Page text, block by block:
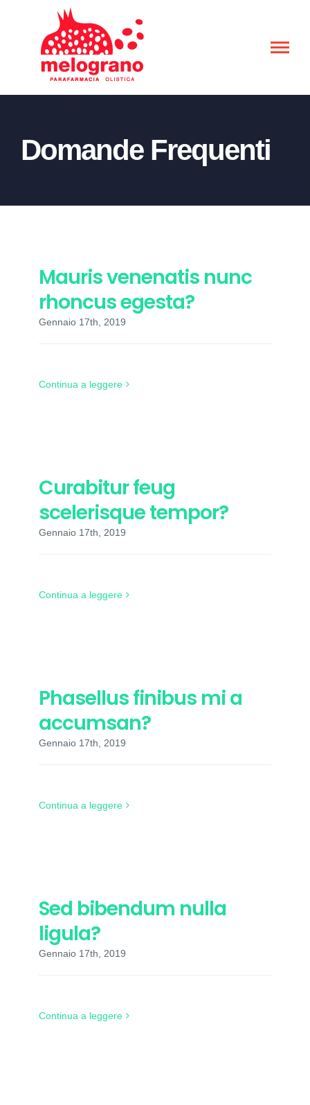
contenuto
Domande Frequenti
Mauris venenatis nunc
rhoncus egesta?
Gennaio 17th, 2019
Continua a leggere
Curabitur feug
scelerisque tempor?
Gennaio 17th, 2019
Continua a leggere
Phasellus finibus mi a
accumsan?
Gennaio 17th, 2019
Continua a leggere
Sed bibendum nulla
ligula?
Gennaio 17th, 2019
Continua a leggere